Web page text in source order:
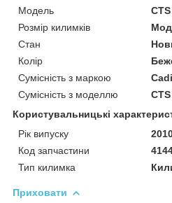
Модель
CTS
Розмір килимків
Стан
Колір
Сумісність з маркою
Сумісність з моделлю
CTS
Користувальницькі
Рік випуску
Код запчастини
Тип килимка
Приховати